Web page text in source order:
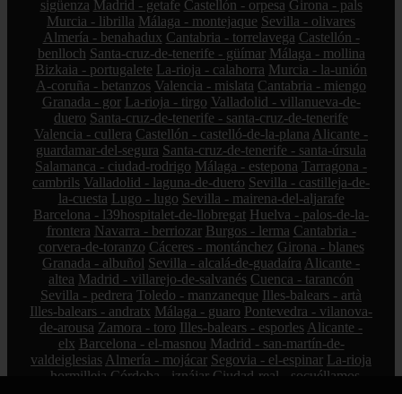
sigüenza Madrid - getafe Castellón - orpesa Girona - pals
Murcia - librilla Málaga - montejaque Sevilla - olivares
Almería - benahadux Cantabria - torrelavega Castellón -
benlloch Santa-cruz-de-tenerife - güímar Málaga - mollina
Bizkaia - portugalete La-rioja - calahorra Murcia - la-unión
A-coruña - betanzos Valencia - mislata Cantabria - miengo
Granada - gor La-rioja - tirgo Valladolid - villanueva-de-
duero Santa-cruz-de-tenerife - santa-cruz-de-tenerife
Valencia - cullera Castellón - castelló-de-la-plana Alicante -
guardamar-del-segura Santa-cruz-de-tenerife - santa-úrsula
Salamanca - ciudad-rodrigo Málaga - estepona Tarragona -
cambrils Valladolid - laguna-de-duero Sevilla - castilleja-de-
la-cuesta Lugo - lugo Sevilla - mairena-del-aljarafe
Barcelona - l39hospitalet-de-llobregat Huelva - palos-de-la-
frontera Navarra - berriozar Burgos - lerma Cantabria -
corvera-de-toranzo Cáceres - montánchez Girona - blanes
Granada - albuñol Sevilla - alcalá-de-guadaíra Alicante -
altea Madrid - villarejo-de-salvanés Cuenca - tarancón
Sevilla - pedrera Toledo - manzaneque Illes-balears - artà
Illes-balears - andratx Málaga - guaro Pontevedra - vilanova-
de-arousa Zamora - toro Illes-balears - esporles Alicante -
elx Barcelona - el-masnou Madrid - san-martín-de-
valdeiglesias Almería - mojácar Segovia - el-espinar La-rioja
- hormilleja Córdoba - iznájar Ciudad-real - socuéllamos